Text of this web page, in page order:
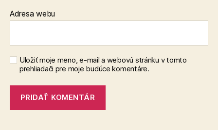
Adresa webu
Uložiť moje meno, e-mail a webovú stránku v tomto
prehliadači pre moje budúce komentáre.